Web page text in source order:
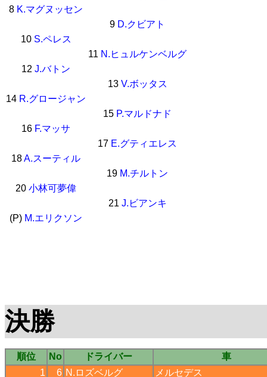
8 K.マグヌッセン
9 D.クビアト
10 S.ペレス
11 N.ヒュルケンベルグ
12 J.バトン
13 V.ボッタス
14 R.グロージャン
15 P.マルドナド
16 F.マッサ
17 E.グティエレス
18A.スーティル
19 M.チルトン
20 小林可夢偉
21 J.ビアンキ
(P) M.エリクソン
決勝
順位 No ドライバー
車
1
6 N.ロズベルグ
メルセデス